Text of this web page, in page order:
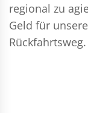
regional zu
Geld für
Rückfahrtsweg.